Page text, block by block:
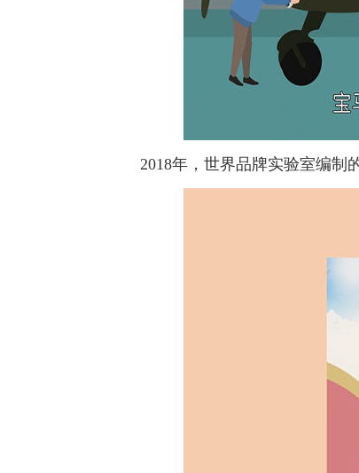
2018年，世界品牌实验室编制的